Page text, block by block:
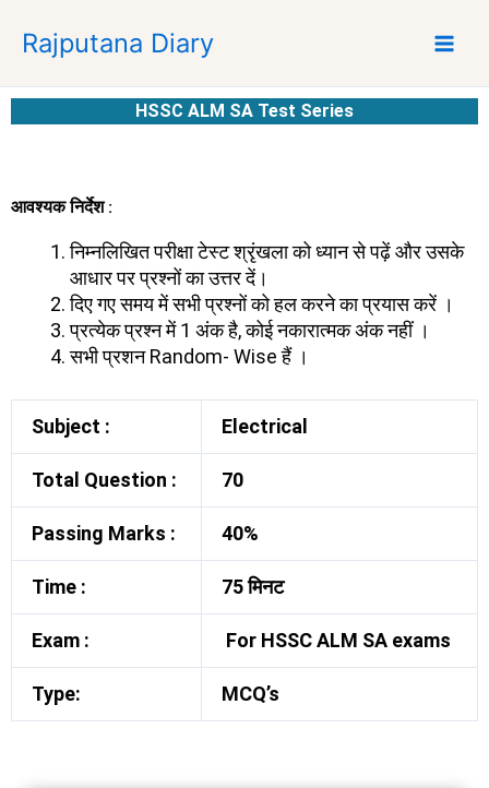
p
Rajputana Diary
HSSC ALM SA Test Series
आवश्यक निर्देश :
निम्नलिखित परीक्षा टेस्ट श्रृंखला को ध्यान से पढ़ें और उसके
आधार पर प्रश्नों का उत्तर दें।
दिए गए समय में सभी प्रश्नों को हल करने का प्रयास करें ।
प्रत्येक प्रश्न में 1 अंक है, कोई नकारात्मक अंक नहीं ।
सभी प्रशन Random- Wise हैं ।
Subject : Electrical
Total Question : 70
Passing Marks : 40%
Time : 75 मिनट
Exam : For HSSC ALM SA exams
Type: MCQ’s